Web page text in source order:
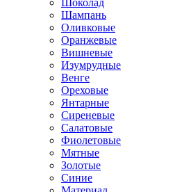
Шоколад
Шампань
Оливковые
Оранжевые
Вишневые
Изумрудные
Венге
Ореховые
Янтарные
Сиреневые
Салатовые
Фиолетовые
Мятные
Золотые
Синие